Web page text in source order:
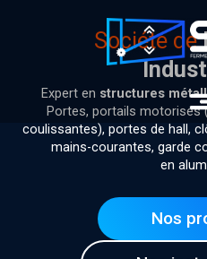
Société de
Expert en structures
Portes, portails motorisés
coulissantes), portes de hall,
mains-courantes, garde
en
Nos